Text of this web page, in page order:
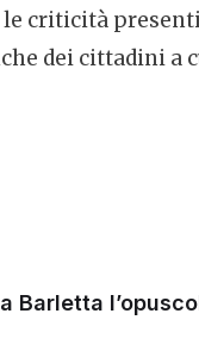
le criticità
dei cittadini
Barletta